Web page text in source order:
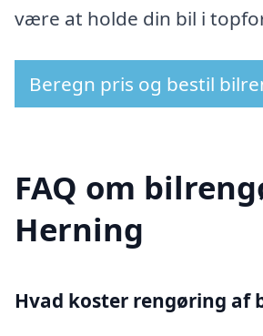
være at holde din bil i
Beregn pris og bestil
FAQ om
Herning
Hvad koster rengøring af